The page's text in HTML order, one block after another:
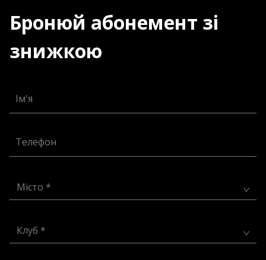
Бронюй абонемент зі
знижкою
Ім'я
Телефон
Місто *
Клуб *